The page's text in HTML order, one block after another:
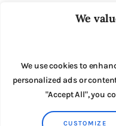
We
We use cookies to
personalized ads or
"Accept All", you
CUSTOMIZE